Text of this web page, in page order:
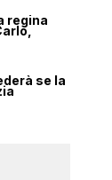
regina
se la